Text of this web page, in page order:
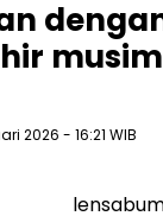
musim
2026 - 16:21 WIB